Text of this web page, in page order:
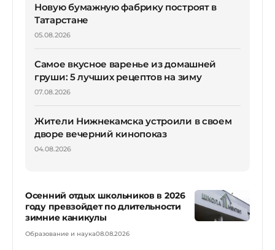
Новую бумажную фабрику построят в
Татарстане
05.08.2026
Самое вкусное варенье из домашней
груши: 5 лучших рецептов на зиму
07.08.2026
Жители Нижнекамска устроили в своем
дворе вечерний кинопоказ
04.08.2026
Осенний отдых школьников в 2026
году превзойдет по длительности
зимние каникулы
Образование и наука08.08.2026